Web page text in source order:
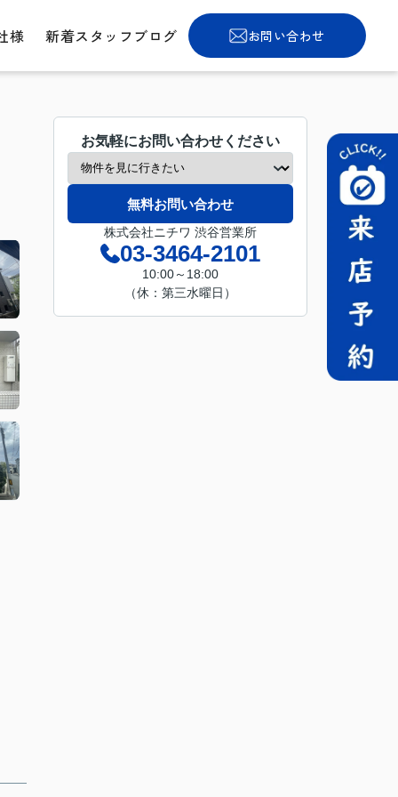
様 新着スタッフブログ お問い合わせ
お気軽にお問い合わせください
無料お問い合わせ
株式会社ニチワ 渋谷営業所
03-3464-2101
10:00～18:00
（休：第三水曜日）